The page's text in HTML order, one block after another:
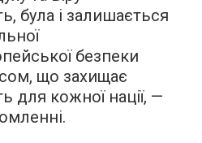
була і залишається
безпеки
що захищає
для кожної нації, —